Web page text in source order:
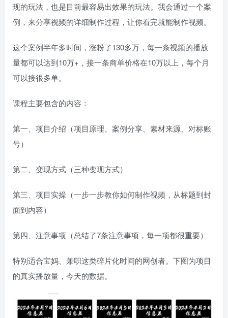
现的玩法，也是目前最容易出效果的玩法。我会通过一个案
例，来分享视频的详细制作过程，让你看完就能制作视频。
这个案例半年多时间，涨粉了130多万，每一条视频的播放
量都可以达到10万+，接一条商单价格在10万以上，每个月
可以接很多单。
课程主要包含的内容：
第一、项目介绍（项目原理、案例分享、素材来源、对标账
号）
第二、变现方式（三种变现方式）
第三、项目实操（一步一步教你如何制作视频，从标题到封
面到内容）
第四、注意事项（总结了7条注意事项，每一项都很重要）
特别适合宝妈、兼职这类碎片化时间的网创者。下图为项目
的真实播放量，今天的数据。